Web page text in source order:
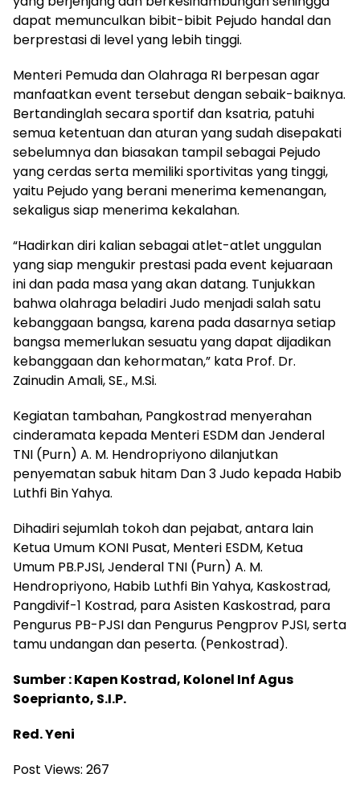
dapat memunculkan bibit-bibit Pejudo handal dan
berprestasi di level yang lebih tinggi.
Menteri Pemuda dan Olahraga RI berpesan agar
manfaatkan event tersebut dengan sebaik-baiknya.
Bertandinglah secara sportif dan ksatria, patuhi
semua ketentuan dan aturan yang sudah disepakati
sebelumnya dan biasakan tampil sebagai Pejudo
yang cerdas serta memiliki sportivitas yang tinggi,
yaitu Pejudo yang berani menerima kemenangan,
sekaligus siap menerima kekalahan.
“Hadirkan diri kalian sebagai atlet-atlet unggulan
yang siap mengukir prestasi pada event kejuaraan
ini dan pada masa yang akan datang. Tunjukkan
bahwa olahraga beladiri Judo menjadi salah satu
kebanggaan bangsa, karena pada dasarnya setiap
bangsa memerlukan sesuatu yang dapat dijadikan
kebanggaan dan kehormatan,” kata Prof. Dr.
Zainudin Amali, SE., M.Si.
Kegiatan tambahan, Pangkostrad menyerahan
cinderamata kepada Menteri ESDM dan Jenderal
TNI (Purn) A. M. Hendropriyono dilanjutkan
penyematan sabuk hitam Dan 3 Judo kepada Habib
Luthfi Bin Yahya.
Dihadiri sejumlah tokoh dan pejabat, antara lain
Ketua Umum KONI Pusat, Menteri ESDM, Ketua
Umum PB.PJSI, Jenderal TNI (Purn) A. M.
Hendropriyono, Habib Luthfi Bin Yahya, Kaskostrad,
Pangdivif-1 Kostrad, para Asisten Kaskostrad, para
Pengurus PB-PJSI dan Pengurus Pengprov PJSI, serta
tamu undangan dan peserta. (Penkostrad).
Sumber : Kapen Kostrad, Kolonel Inf Agus
Soeprianto, S.I.P.
Red. Yeni
Post Views: 267